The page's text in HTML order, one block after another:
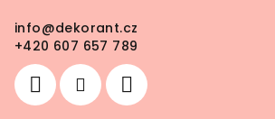
info@dekorant.cz
+420 607 657 789